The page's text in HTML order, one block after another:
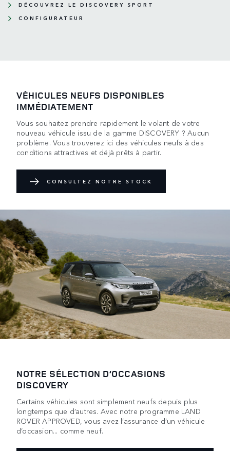
DÉCOUVREZ LE DISCOVERY SPORT
CONFIGURATEUR
VÉHICULES NEUFS DISPONIBLES
IMMÉDIATEMENT
Vous souhaitez prendre rapidement le volant de votre
nouveau véhicule issu de la gamme DISCOVERY ? Aucun
problème. Vous trouverez ici des véhicules neufs à des
conditions attractives et déjà prêts à partir.
CONSULTEZ NOTRE STOCK
NOTRE SÉLECTION D’OCCASIONS
DISCOVERY
Certains véhicules sont simplement neufs depuis plus
longtemps que d’autres. Avec notre programme LAND
ROVER APPROVED, vous avez l’assurance d’un véhicule
d’occasion... comme neuf.